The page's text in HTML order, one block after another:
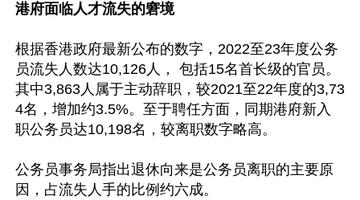
港府面临人才流失的窘境
根据香港政府最新公布的数字，2022至23年度公务
员流失人数达10,126人， 包括15名首长级的官员。
其中3,863人属于主动辞职，较2021至22年度的3,73
4名，增加约3.5%。至于聘任方面，同期港府新入
职公务员达10,198名，较离职数字略高。
公务员事务局指出退休向来是公务员离职的主要原
因，占流失人手的比例约六成。